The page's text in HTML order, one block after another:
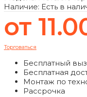
Наличие: Есть в
от
Торговаться
Бесплатный
Бесплатная
Монтаж по
Рассрочка